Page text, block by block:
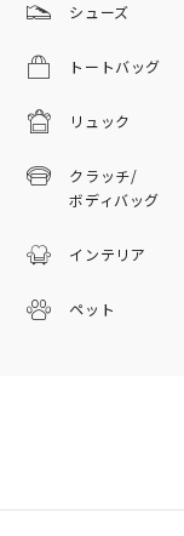
シューズ
トートバッグ
リュック
クラッチ/
ボディバッグ
インテリア
ペット